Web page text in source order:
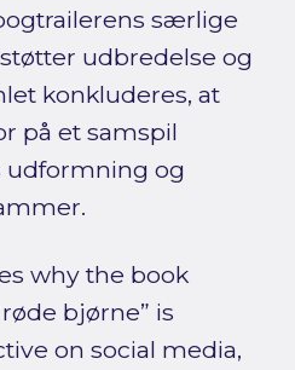
særlige
udbredelse og
konkluderes, at
på et samspil
udformning og
why the book
bjørne” is
on social media,